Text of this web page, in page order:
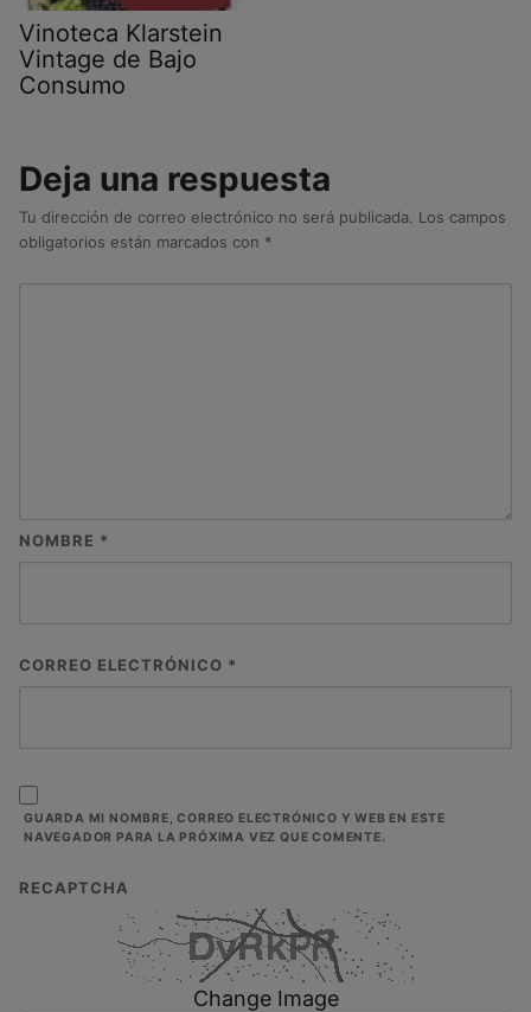
Vinoteca Klarstein
Vintage de Bajo
Consumo
Deja una respuesta
Tu dirección de correo electrónico no será publicada. Los campos
obligatorios están marcados con *
NOMBRE *
CORREO ELECTRÓNICO *
GUARDA MI NOMBRE, CORREO ELECTRÓNICO Y WEB EN ESTE
NAVEGADOR PARA LA PRÓXIMA VEZ QUE COMENTE.
RECAPTCHA
Change Image